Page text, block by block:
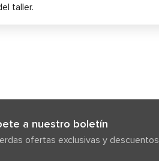
taller.
a nuestro boletín
ofertas exclusivas y descuentos